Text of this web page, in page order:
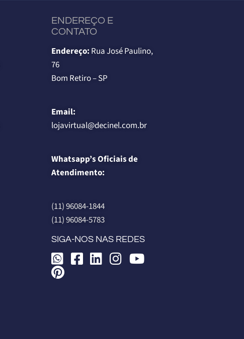
ENDEREÇO E
CONTATO
Endereço: Rua José Paulino,
76
Bom Retiro – SP
Email:
lojavirtual@decinel.com.br
Whatsapp’s Oficiais de
Atendimento:
(11) 96084-1844
(11) 96084-5783
SIGA-NOS NAS REDES